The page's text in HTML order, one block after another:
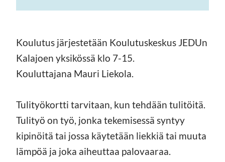
Koulutus järjestetään Koulutuskeskus JEDUn
Kalajoen yksikössä klo 7-15.
Kouluttajana Mauri Liekola.
Tulityökortti tarvitaan, kun tehdään tulitöitä.
Tulityö on työ, jonka tekemisessä syntyy
kipinöitä tai jossa käytetään liekkiä tai muuta
lämpöä ja joka aiheuttaa palovaaraa.